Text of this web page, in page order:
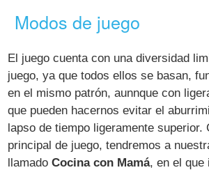
Modos de juego
El juego cuenta con una diversidad
juego, ya que todos ellos se basan,
en el mismo patrón, aunnque con
que pueden hacernos evitar el
lapso de tiempo ligeramente superior.
principal de juego, tendremos a
llamadoCocina con Mamá, en el que